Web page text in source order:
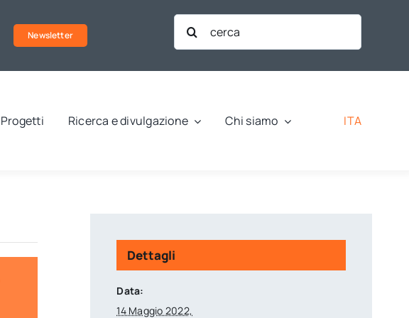
Newsletter
Cerca
per:
Progetti Ricerca e divulgazione Chi siamo ITA
Dettagli
Data:
14 Maggio 2022,